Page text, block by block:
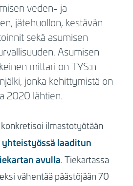
veden- ja
jätehuollon, kestävän
sekä asumisen
Asumisen
mittari on TYS:n
jonka kehittymistä on
2020 lähtien.
ilmastotyötään
laaditun
avulla. Tiekartassa
vähentää päästöjään 70